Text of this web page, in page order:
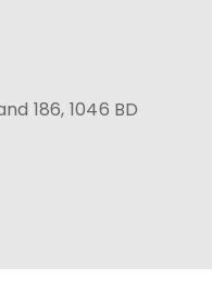
186, 1046 BD